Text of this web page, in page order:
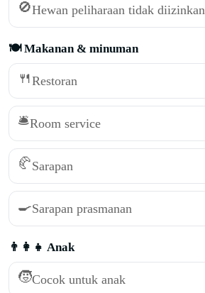
🚫Hewan peliharaan tidak diizinkan
🍽️ Makanan & minuman
🍴Restoran
🛎️Room service
🥐Sarapan
🍳Sarapan prasmanan
👨‍👩‍👧 Anak
🧒Cocok untuk anak